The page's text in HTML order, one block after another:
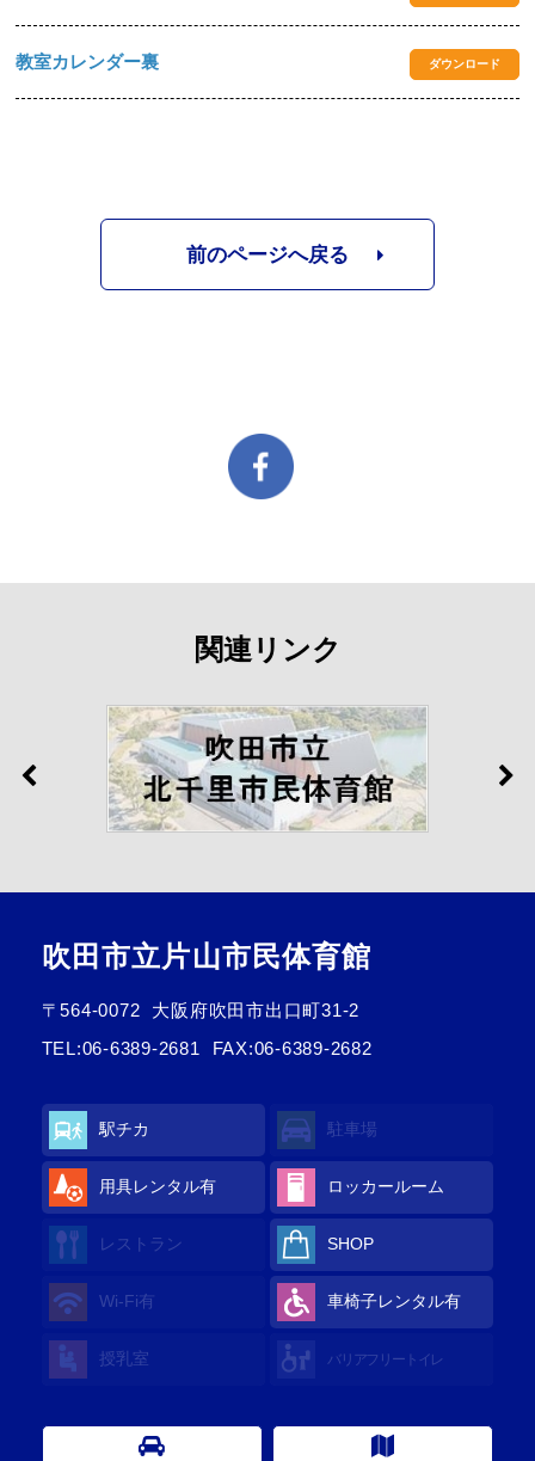
教室カレンダー裏 ダウンロード
前のページへ戻る
関連リンク
吹田市立片山市民体育館
〒564-0072
大阪府吹田市出口町31-2
TEL:06-6389-2681 FAX:06-6389-2682
駅チカ 駐車場
用具レンタル有 ロッカールーム
レストラン SHOP
Wi-Fi有 車椅子レンタル有
授乳室 バリアフリートイレ